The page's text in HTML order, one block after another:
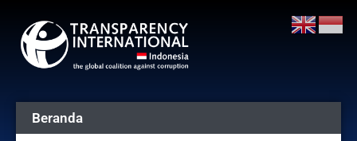
Beranda